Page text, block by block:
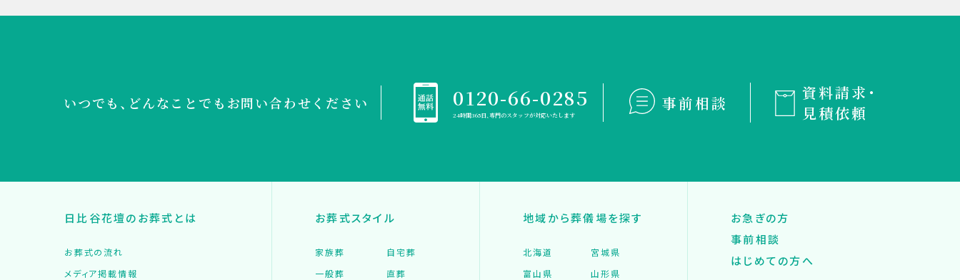
いつでも、どんなことでも お問い合わせください 0120-66-0285
24時間365日、専門のスタッフが対応いたします
事前相談
資料請求・
見積依頼
日比谷花壇のお葬式とは
お葬式の流れ
メディア掲載情報
お葬式スタイル
家族葬
自宅葬
一般葬
直葬
地域から葬儀場を探す
北海道
宮城県
富山県
山形県
お急ぎの方
事前相談
はじめての方へ